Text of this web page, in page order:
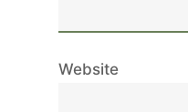
Website